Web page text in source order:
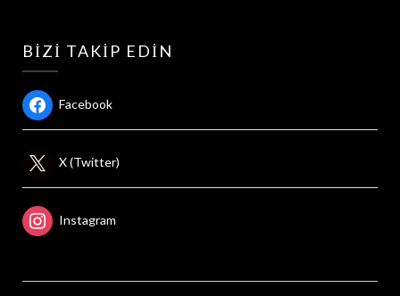
BIZI TAKIP EDIN
Facebook
X (Twitter)
Instagram